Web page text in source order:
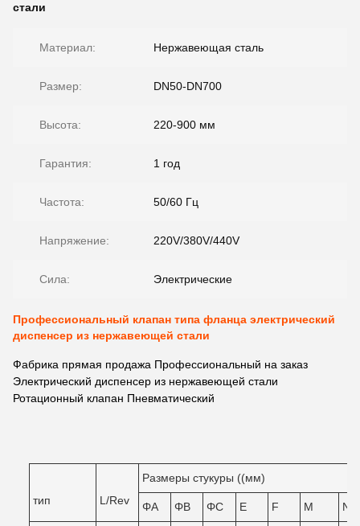
стали
Материал: Нержавеющая сталь
Размер: DN50-DN700
Высота: 220-900 мм
Гарантия: 1 год
Частота: 50/60 Гц
Напряжение: 220V/380V/440V
Сила: Электрические
Профессиональный клапан типа фланца электрический
диспенсер из нержавеющей стали
Фабрика прямая продажа Профессиональный на заказ
Электрический диспенсер из нержавеющей стали
Ротационный клапан Пневматический
тип L/Rev
Размеры стукуры ((мм)
ΦA ΦB ΦC Е F М N